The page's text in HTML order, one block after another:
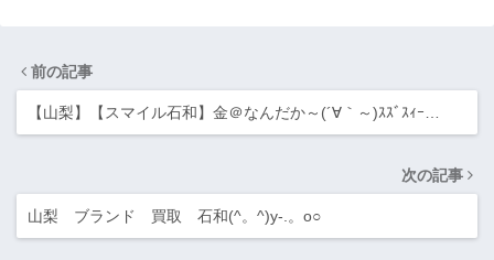
前の記事
【山梨】【スマイル石和】金＠なんだか～(´∀｀～)ｽｽﾞｽｨｰ…
次の記事
山梨 ブランド 買取 石和(^。^)y-.。o○